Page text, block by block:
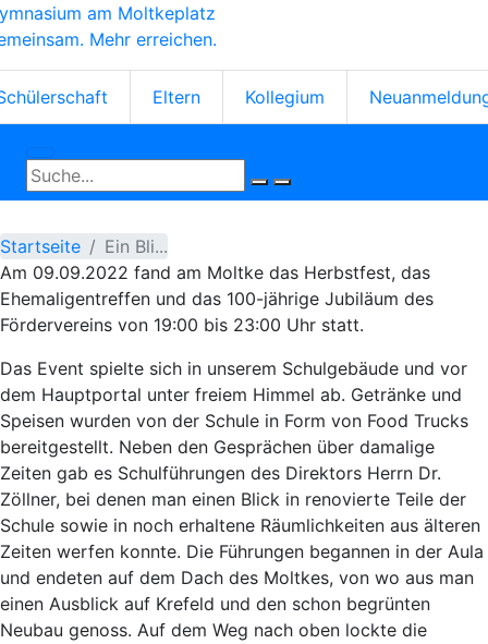
Direkt
zum
Inhalt
am Moltkeplatz
Mehr erreichen.
Eltern Kollegium
Startseite
Ein Bli...
Am 09.09.2022 fand am Moltke das Herbstfest, das
Ehemaligentreffen und das 100-jährige Jubiläum des
Fördervereins von 19:00 bis 23:00 Uhr statt.
Das Event spielte sich in unserem Schulgebäude und vor
dem Hauptportal unter freiem Himmel ab. Getränke und
Speisen wurden von der Schule in Form von Food Trucks
bereitgestellt. Neben den Gesprächen über damalige
Zeiten gab es Schulführungen des Direktors Herrn Dr.
Zöllner, bei denen man einen Blick in renovierte Teile der
Schule sowie in noch erhaltene Räumlichkeiten aus älteren
Zeiten werfen konnte. Die Führungen begannen in der Aula
und endeten auf dem Dach des Moltkes, von wo aus man
einen Ausblick auf Krefeld und den schon begrünten
Neubau genoss. Auf dem Weg nach oben lockte die